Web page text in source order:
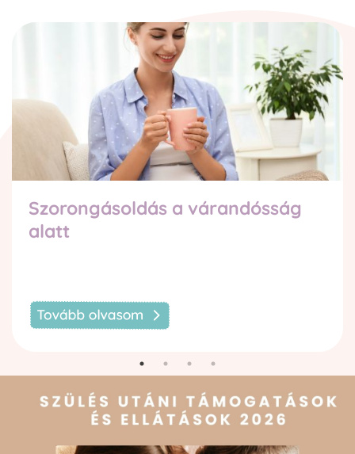
Szorongásoldás a várandósság
alatt